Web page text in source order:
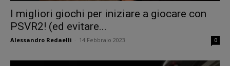
I migliori giochi per iniziare a giocare con
PSVR2! (ed evitare...
Alessandro Redaelli 14 Febbraio 2023 0